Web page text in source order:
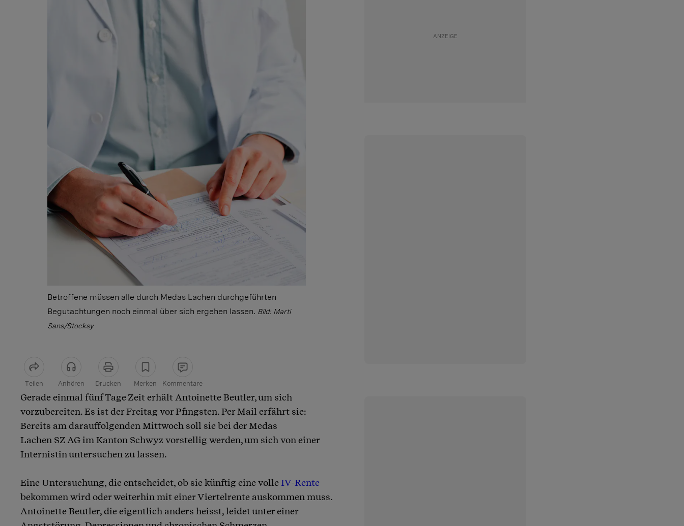
Betroffene müssen alle durch Medas Lachen durchgeführten
Begutachtungen noch einmal über sich ergehen lassen. Bild: Marti
Sans/Stocksy
Teilen Anhören Drucken Merken Kommentare
Artikel teilen
Gerade einmal fünf Tage Zeit erhält Antoinette Beutler, um sich
vorzubereiten. Es ist der Freitag vor Pfingsten. Per Mail erfährt sie:
Bereits am darauffolgenden Mittwoch soll sie bei der Medas
Lachen SZ AG im Kanton Schwyz vorstellig werden, um sich von einer
Internistin untersuchen zu lassen.
Eine Untersuchung, die entscheidet, ob sie künftig eine volleIV-Rente
bekommen wird oder weiterhin mit einer Viertelrente auskommen muss.
Antoinette Beutler, die eigentlich anders heisst, leidet unter einer